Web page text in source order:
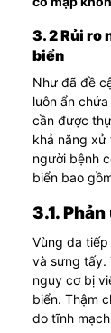
3. 2 Rủi ro
biển
Như đã đề
luôn ẩn
cần được
khả năng xử
người bệnh
biển bao
3.1.
Vùng da
và sưng tấy.
nguy cơ bị
biển. Thậm
do tĩnh